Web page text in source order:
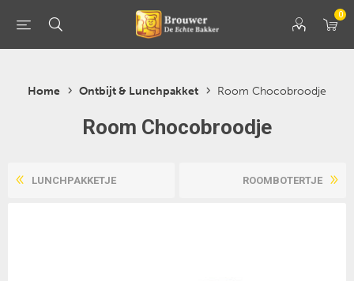
0
Home Ontbijt & Lunchpakket Room Chocobroodje
Room Chocobroodje
LUNCHPAKKETJE ROOMBOTERTJE